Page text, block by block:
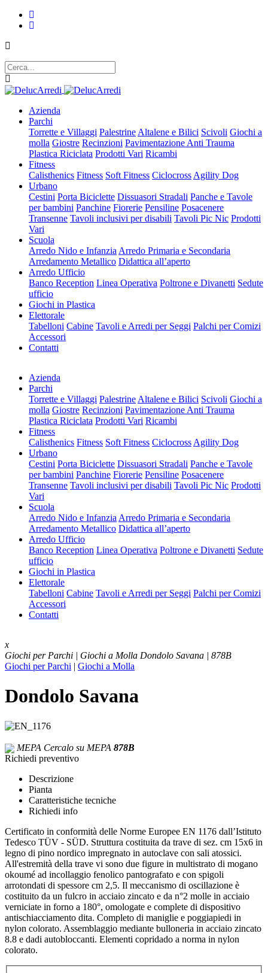
Azienda
Parchi
Torrette e Villaggi Palestrine Altalene e Bilici Scivoli Giochi a
molla Giostre Recinzioni Pavimentazione Anti Trauma
Plastica Riciclata Prodotti Vari Ricambi
Fitness
Calisthenics Fitness Soft Fitness Ciclocross Agility Dog
Urbano
Cestini Porta Biciclette Dissuasori Stradali Panche e Tavole
per bambini Panchine Fiorerie Pensiline Posacenere
Transenne Tavoli inclusivi per disabili Tavoli Pic Nic Prodotti
Vari
Scuola
Arredo Nido e Infanzia Arredo Primaria e Secondaria
Arredamento Metallico Didattica all’aperto
Arredo Ufficio
Banco Reception Linea Operativa Poltrone e Divanetti Sedute
ufficio
Giochi in Plastica
Elettorale
Tabelloni Cabine Tavoli e Arredi per Seggi Palchi per Comizi
Accessori
Contatti
Azienda
Parchi
Torrette e Villaggi Palestrine Altalene e Bilici Scivoli Giochi a
molla Giostre Recinzioni Pavimentazione Anti Trauma
Plastica Riciclata Prodotti Vari Ricambi
Fitness
Calisthenics Fitness Soft Fitness Ciclocross Agility Dog
Urbano
Cestini Porta Biciclette Dissuasori Stradali Panche e Tavole
per bambini Panchine Fiorerie Pensiline Posacenere
Transenne Tavoli inclusivi per disabili Tavoli Pic Nic Prodotti
Vari
Scuola
Arredo Nido e Infanzia Arredo Primaria e Secondaria
Arredamento Metallico Didattica all’aperto
Arredo Ufficio
Banco Reception Linea Operativa Poltrone e Divanetti Sedute
ufficio
Giochi in Plastica
Elettorale
Tabelloni Cabine Tavoli e Arredi per Seggi Palchi per Comizi
Accessori
Contatti
x
Giochi per Parchi | Giochi a Molla Dondolo Savana | 878B
Giochi per Parchi | Giochi a Molla
Dondolo Savana
MEPA Cercalo su MEPA 878B
Richiedi preventivo
Descrizione
Pianta
Caratteristiche tecniche
Richiedi info
Certificato in conformità delle Norme Europee EN 1176 dall’Istituto
Tedesco TÜV - SÜD. Struttura costituita da trave di sez. cm 15x6 in
legno di pino nordico impregnato in autoclave con sali atossici.
All'estremità della trave vi sono due figure in multistrato di mogano
okoumé ad incollaggio fenolico pantografato e con spigoli
arrotondati di spessore cm 2,5. Il meccanismo di oscillazione è
costituito da un fulcro in acciaio zincato e da n°2 molle in acciaio
verniciate in forno a 180°, omologate e complete di dispositivo
antischiacciamento dita. Completo di maniglie e poggiapiedi in
nylon colorato. Assemblaggio mediante bulloneria in acciaio zincato
8.8 e dadi autobloccanti. Elementi copridado a norma in nylon
colorato.